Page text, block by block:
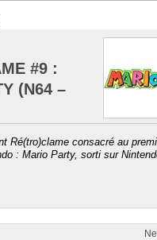
#9 :
(N64 –
Ré(tro)clame consacré au
: Mario Party, sorti sur